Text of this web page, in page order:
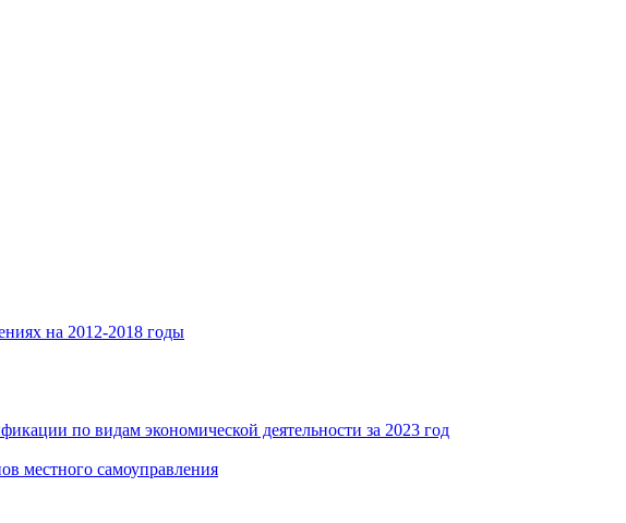
на 2012-2018 годы
по видам экономической деятельности за 2023 год
местного самоуправления